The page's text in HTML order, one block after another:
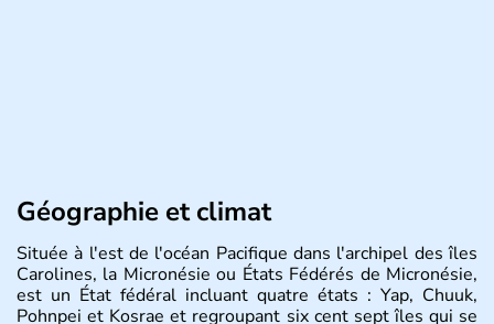
Géographie et climat
Située à l'est de l'océan Pacifique dans l'archipel des îles
Carolines, la Micronésie ou États Fédérés de Micronésie,
est un État fédéral incluant quatre états : Yap, Chuuk,
Pohnpei et Kosrae et regroupant six cent sept îles qui se